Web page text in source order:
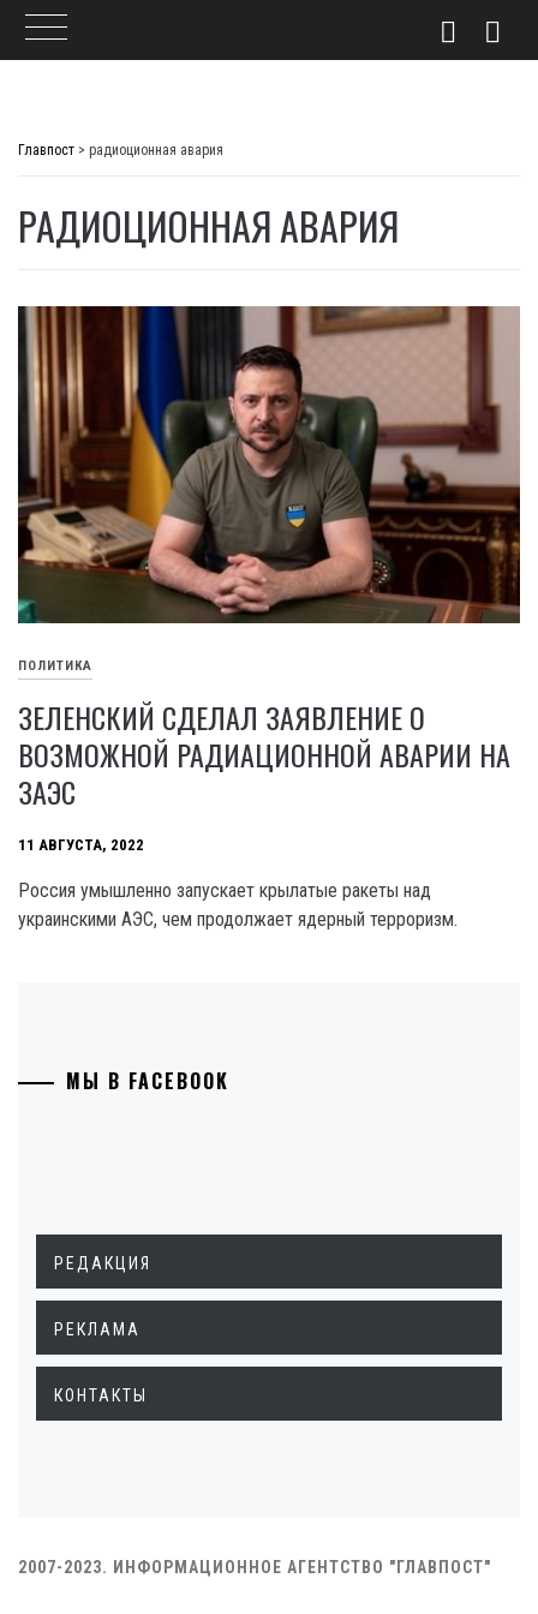
Главпост > радиоционная авария
РАДИОЦИОННАЯ АВАРИЯ
ПОЛИТИКА
ЗЕЛЕНСКИЙ СДЕЛАЛ ЗАЯВЛЕНИЕ О
ВОЗМОЖНОЙ РАДИАЦИОННОЙ АВАРИИ НА
ЗАЭС
11 АВГУСТА, 2022
Россия умышленно запускает крылатые ракеты над
украинскими АЭС, чем продолжает ядерный терроризм.
МЫ В FACEBOOK
РЕДАКЦИЯ
РЕКЛАМА
КОНТАКТЫ
2007-2023. ИНФОРМАЦИОННОЕ АГЕНТСТВО "ГЛАВПОСТ"